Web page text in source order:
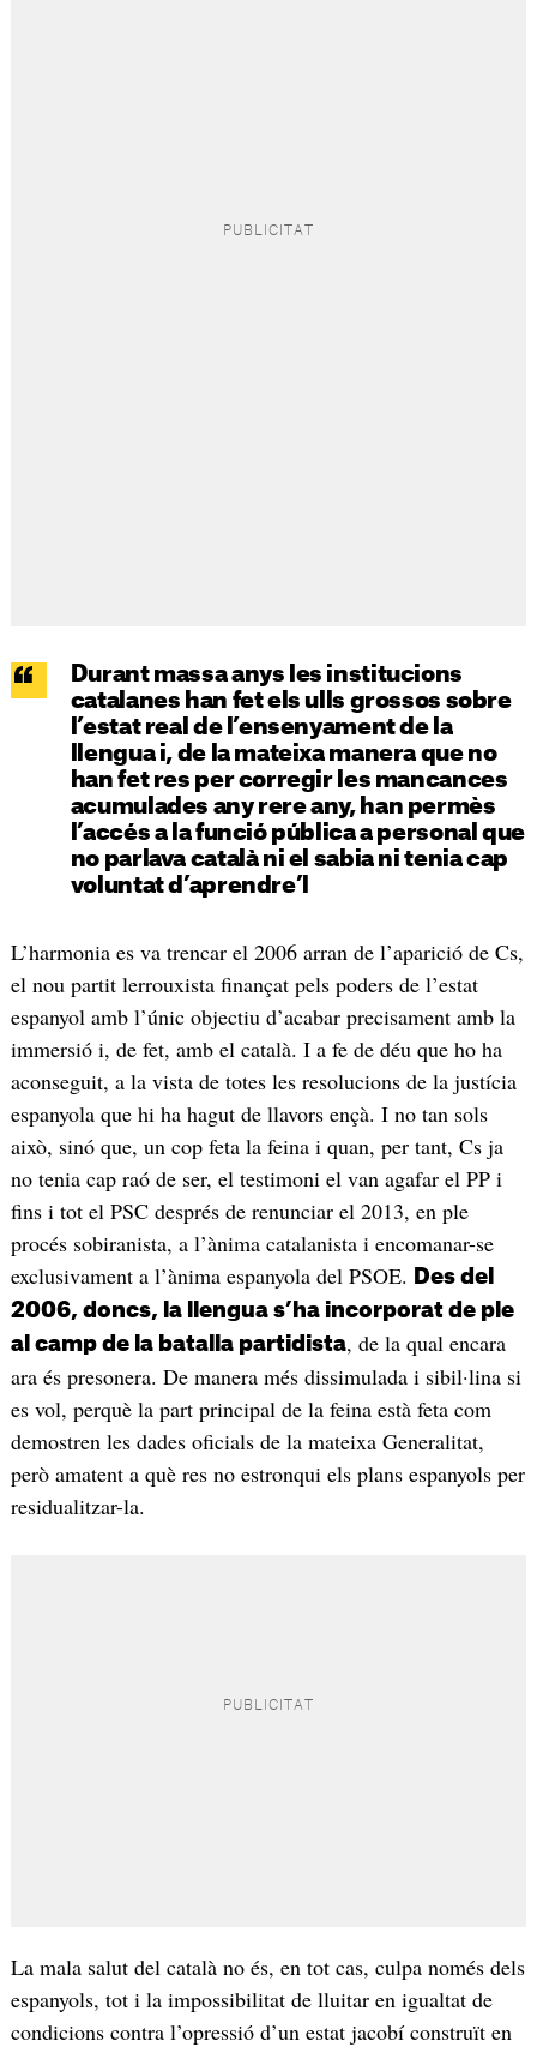
Durant massa anys les institucions
catalanes han fet els ulls grossos sobre
l’estat real de l’ensenyament de la
llengua i, de la mateixa manera que no
han fet res per corregir les mancances
acumulades any rere any, han permès
l’accés a la funció pública a personal que
no parlava català ni el sabia ni tenia cap
voluntat d’aprendre’l
L’harmonia es va trencar el 2006 arran de l’aparició de Cs,
el nou partit lerrouxista finançat pels poders de l’estat
espanyol amb l’únic objectiu d’acabar precisament amb la
immersió i, de fet, amb el català. I a fe de déu que ho ha
aconseguit, a la vista de totes les resolucions de la justícia
espanyola que hi ha hagut de llavors ençà. I no tan sols
això, sinó que, un cop feta la feina i quan, per tant, Cs ja
no tenia cap raó de ser, el testimoni el van agafar el PP i
fins i tot el PSC després de renunciar el 2013, en ple
procés sobiranista, a l’ànima catalanista i encomanar-se
exclusivament a l’ànima espanyola del PSOE.
Des del
2006, doncs, la llengua s’ha incorporat de ple
al camp de la batalla partidista, de la qual encara
ara és presonera. De manera més dissimulada i sibil·lina si
es vol, perquè la part principal de la feina està feta com
demostren les dades oficials de la mateixa Generalitat,
però amatent a què res no estronqui els plans espanyols per
residualitzar-la.
La mala salut del català no és, en tot cas, culpa només dels
espanyols, tot i la impossibilitat de lluitar en igualtat de
condicions contra l’opressió d’un estat jacobí construït en